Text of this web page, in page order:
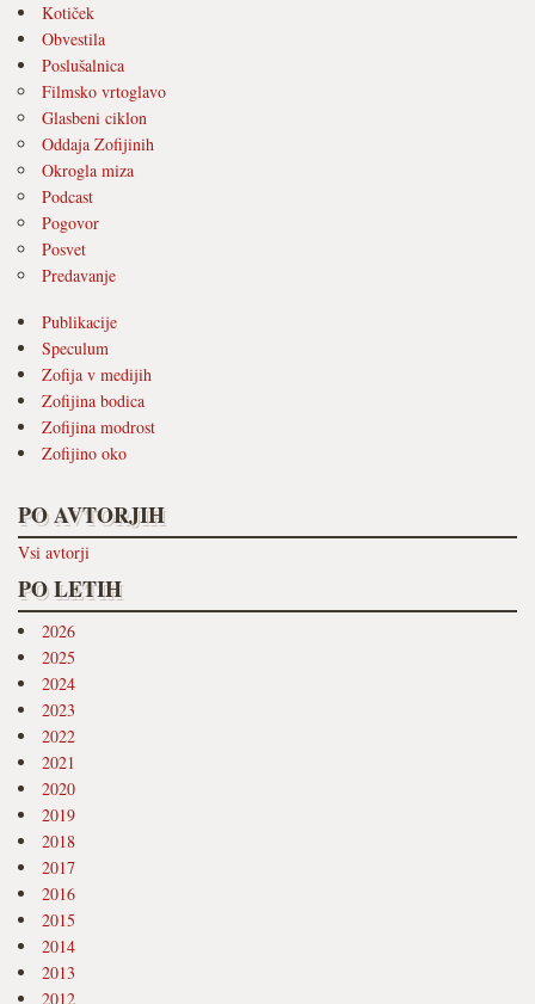
Kotiček
Obvestila
Poslušalnica
Filmsko vrtoglavo
Glasbeni ciklon
Oddaja Zofijinih
Okrogla miza
Podcast
Pogovor
Posvet
Predavanje
Publikacije
Speculum
Zofija v medijih
Zofijina bodica
Zofijina modrost
Zofijino oko
PO AVTORJIH
Vsi avtorji
PO LETIH
2026
2025
2024
2023
2022
2021
2020
2019
2018
2017
2016
2015
2014
2013
2012